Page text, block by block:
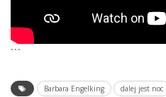
```
Barbara Engelking dalej jest noc